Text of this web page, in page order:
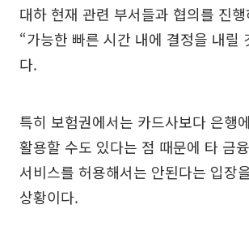
대하 현재 관련 부서들과 협의를 진
“가능한 빠른 시간 내에 결정을 내릴
다.
특히 보험권에서는 카드사보다 은행
활용할 수도 있다는 점 때문에 타 금
서비스를 허용해서는 안된다는 입장
상황이다.